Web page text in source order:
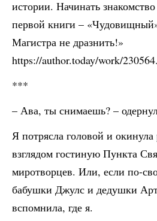
истории. Начинать
первой книги –
Магистра не дразнить!»
https://author.today/work/230564.
***
– Ава, ты снимаешь? –
Я потрясла головой и
взглядом гостиную Пункта
миротворцев. Или, если по-
бабушки Джулс и дедушки
вспомнила, где я.